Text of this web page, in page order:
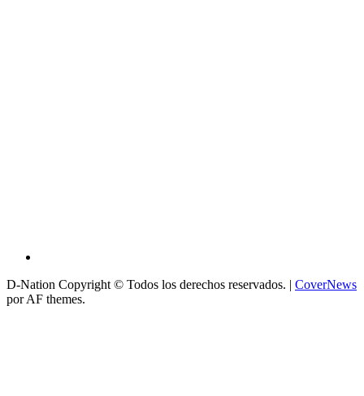
D-Nation Copyright © Todos los derechos reservados. | CoverNews
por AF themes.